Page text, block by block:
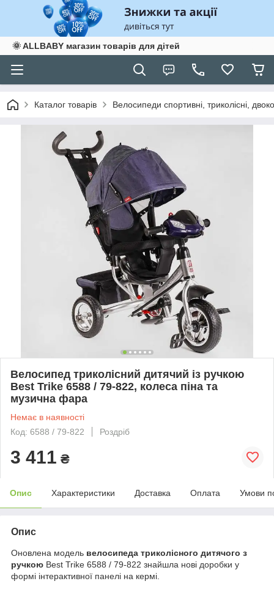
🌞 ALLBABY магазин товарів для дітей
Каталог товарів Велосипеди спортивні, триколісні,
Велосипед триколісний дитячий із ручкою
Best Trike 6588 / 79-822, колеса піна та
музична фара
Немає в наявності
Код: 6588 / 79-822
Роздріб
3 411 ₴
Опис Характеристики Доставка Оплата Умови
Опис
Оновлена модель велосипеда триколісного дитячого з
ручкою Best Trike 6588 / 79-822 знайшла нові доробки у
формі інтерактивної панелі на кермі.